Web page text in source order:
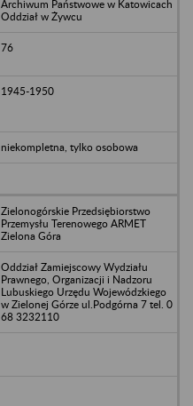
Archiwum Państwowe w Katowicach
Oddział w Żywcu
76
1945-1950
niekompletna, tylko osobowa
Zielonogórskie Przedsiębiorstwo
Przemysłu Terenowego ARMET
Zielona Góra
Oddział Zamiejscowy Wydziału
Prawnego, Organizacji i Nadzoru
Lubuskiego Urzędu Wojewódzkiego
w Zielonej Górze ul.Podgórna 7 tel. 0
68 3232110